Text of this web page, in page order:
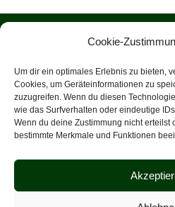
Cookie-
Um dir ein optimales Erlebnis zu bieten,
Cookies, um Geräteinformationen zu
zuzugreifen. Wenn du diesen
wie das Surfverhalten oder eindeutige
Wenn du deine Zustimmung nicht erteilst
bestimmte Merkmale und Funktionen
Über uns
Rathaus
Tourist-Information
Veranstaltungen
Datenschutz